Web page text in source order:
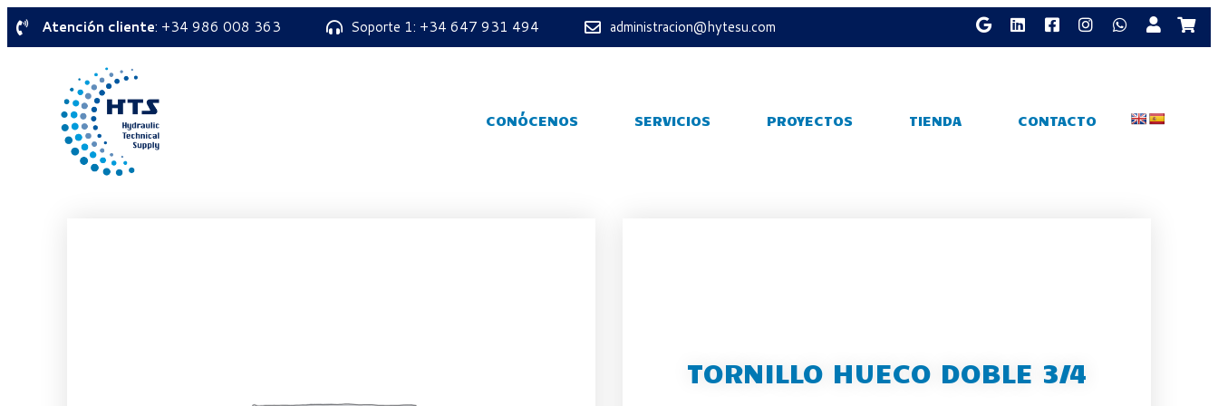
Atención cliente: +34 986 008 363 Soporte 1: +34 647 931 494 administracion@hytesu.com
CONÓCENOS SERVICIOS PROYECTOS TIENDA CONTACTO
TORNILLO HUECO DOBLE 3/4